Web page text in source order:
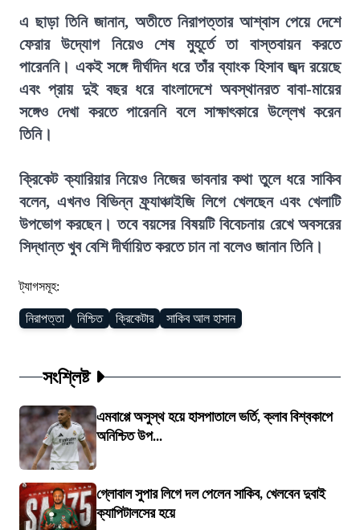
এ ছাড়া তিনি জানান, অতীতে নিরাপত্তার আশ্বাস পেয়ে দেশে
ফেরার উদ্যোগ নিয়েও শেষ মুহূর্তে তা বাস্তবায়ন করতে
পারেননি। একই সঙ্গে দীর্ঘদিন ধরে তাঁর ব্যাংক হিসাব জব্দ রয়েছে
এবং প্রায় দুই বছর ধরে বাংলাদেশে অবস্থানরত বাবা-মায়ের
সঙ্গেও দেখা করতে পারেননি বলে সাক্ষাৎকারে উল্লেখ করেন
তিনি।
ক্রিকেট ক্যারিয়ার নিয়েও নিজের ভাবনার কথা তুলে ধরে সাকিব
বলেন, এখনও বিভিন্ন ফ্র্যাঞ্চাইজি লিগে খেলছেন এবং খেলাটি
উপভোগ করছেন। তবে বয়সের বিষয়টি বিবেচনায় রেখে অবসরের
সিদ্ধান্ত খুব বেশি দীর্ঘায়িত করতে চান না বলেও জানান তিনি।
ট্যাগসমূহ:
নিরাপত্তা নিশ্চিত ক্রিকেটার সাকিব আল হাসান
সংশ্লিষ্ট
এমবাপ্পে অসুস্থ হয়ে হাসপাতালে ভর্তি, ক্লাব বিশ্বকাপে
অনিশ্চিত উপ...
গ্লোবাল সুপার লিগে দল পেলেন সাকিব, খেলবেন দুবাই
ক্যাপিটালসের হয়ে